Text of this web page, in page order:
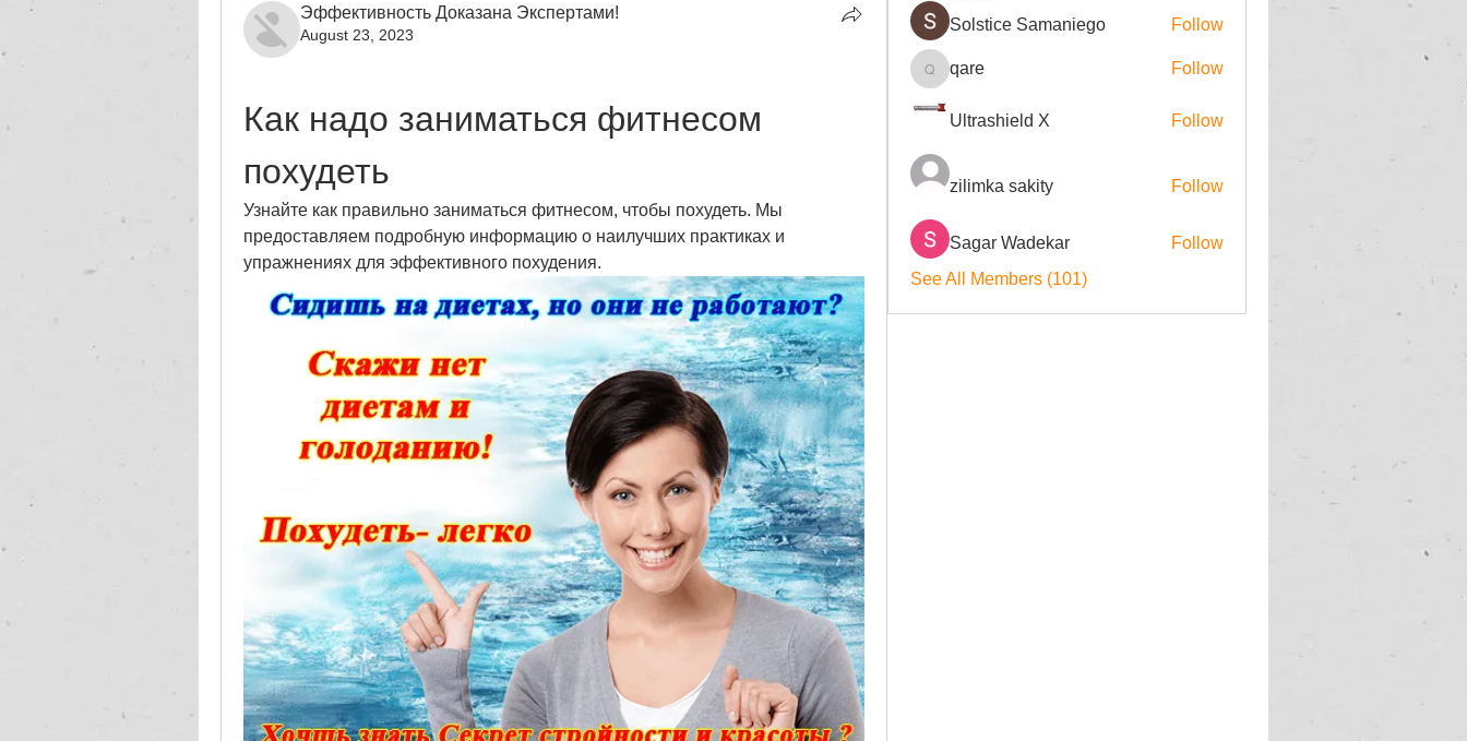
Эффективность Доказана Экспертами!
August 23, 2023
Как надо заниматься фитнесом
похудеть
Узнайте как правильно заниматься фитнесом, чтобы похудеть. Мы
предоставляем подробную информацию о наилучших практиках и
упражнениях для эффективного похудения.
Solstice Samaniego Follow
qare
qare Follow
Ultrashield X Follow
zilimka sakity Follow
Sagar Wadekar
Follow
See All Members (101)